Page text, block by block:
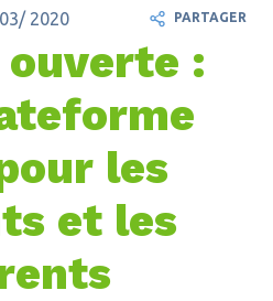
2020
ouverte :
les
et les
PARTAGER